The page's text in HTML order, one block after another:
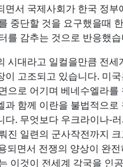
면서 국제사회가 한국 정부
중단할 것을 요구했을때
를 감추는 것으로 반응했
시대라고 일컬을만큼 전세
이 고조되고 있습니다. 미
으로 어기며 베네수엘라를
과 함께 이란을 불법적으로
다. 무엇보다 우크라이나-
진 일련의 군사작전까지
되면서 전쟁의 양상이 완
이것이 전세계 각국을 인